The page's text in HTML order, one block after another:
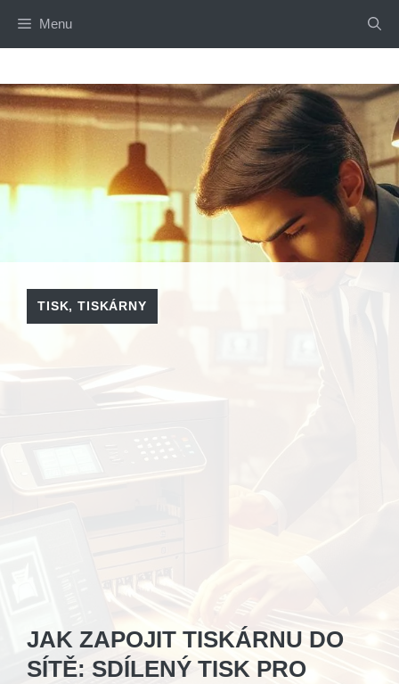
Menu
TISK,TISKÁRNY
JAK ZAPOJIT TISKÁRNU DO
SÍTĚ: SDÍLENÝ TISK PRO